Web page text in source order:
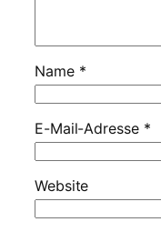
Name *
E-Mail-Adresse *
Website